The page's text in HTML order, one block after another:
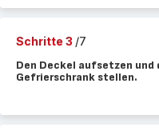
Schritte 3 /7
Den Deckel aufsetzen und
Gefrierschrank stellen.